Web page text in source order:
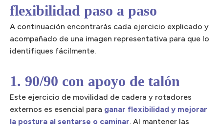
flexibilidad paso a paso
A continuación encontrarás cada ejercicio explicado y
acompañado de una imagen representativa para que lo
identifiques fácilmente.
1. 90/90 con apoyo de talón
Este ejercicio de movilidad de cadera y rotadores
externos es esencial para ganar flexibilidad y mejorar
la postura al sentarse o caminar. Al mantener las